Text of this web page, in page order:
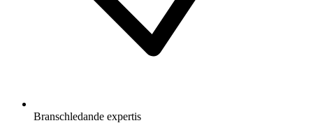
Branschledande expertis